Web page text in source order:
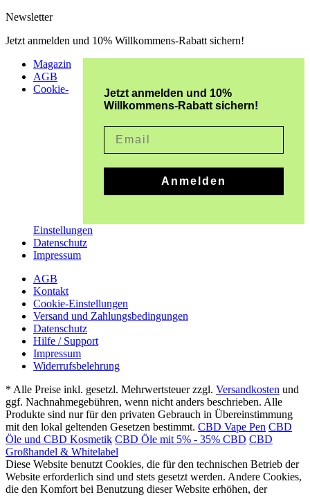
Newsletter
Jetzt anmelden und 10% Willkommens-Rabatt sichern!
Jetzt anmelden und 10%
Willkommens-Rabatt sichern!
Anmelden
Magazin
AGB
Cookie-
Einstellungen
Datenschutz
Impressum
AGB
Kontakt
Cookie-Einstellungen
Versand und Zahlungsbedingungen
Datenschutz
Hilfe / Support
Impressum
Widerrufsbelehrung
* Alle Preise inkl. gesetzl. Mehrwertsteuer zzgl. Versandkosten und
ggf. Nachnahmegebühren, wenn nicht anders beschrieben. Alle
Produkte sind nur für den privaten Gebrauch in Übereinstimmung
mit den lokal geltenden Gesetzen bestimmt. CBD Vape Pen CBD
Öle und CBD Kosmetik CBD Öle mit 5% - 35% CBD CBD
Großhandel & Whitelabel
Diese Website benutzt Cookies, die für den technischen Betrieb der
Website erforderlich sind und stets gesetzt werden. Andere Cookies,
die den Komfort bei Benutzung dieser Website erhöhen, der